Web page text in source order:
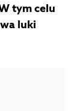
tym celu
luki